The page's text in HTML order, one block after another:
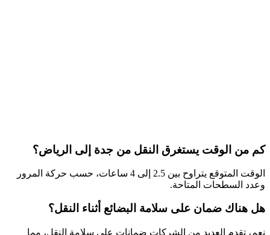
كم من الوقت يستغرق النقل من جدة إلى الرياض؟
الوقت المتوقع يتراوح بين 2.5 إلى 4 ساعات، حسب حركة المرور
وعدد السطحات المتاحة.
هل هناك ضمان على سلامة البضائع أثناء النقل؟
نعم، تقدم العديد من الشركات ضمانات على سلامة النقل، مما